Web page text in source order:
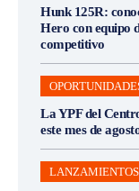
Hunk 125R:
Hero con equipo
competitivo
La YPF del
este mes de
LANZAMIENTOS